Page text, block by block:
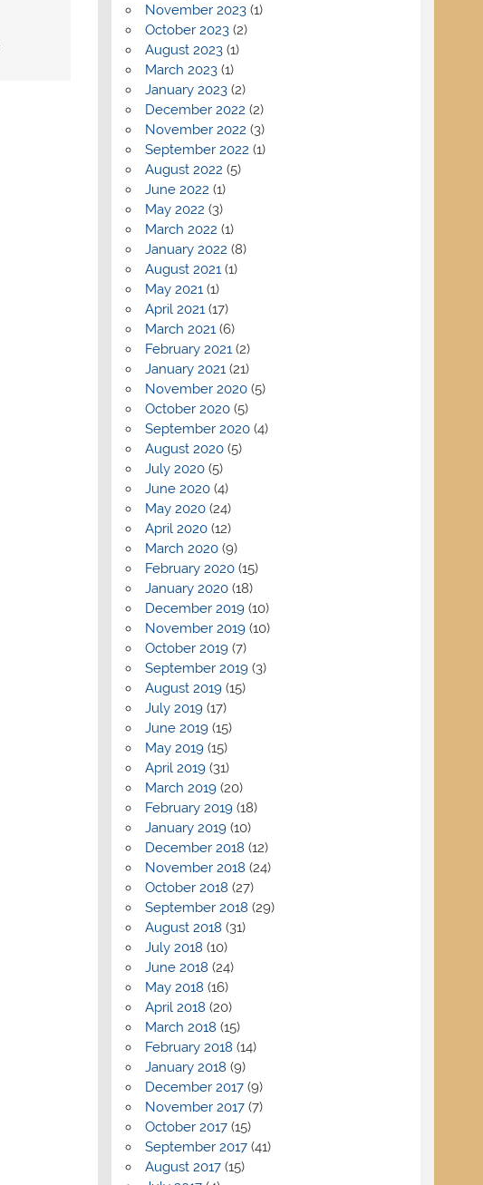
November 2023(1)
October 2023(2)
August 2023(1)
March 2023(1)
January 2023(2)
December 2022 (2)
November 2022 (3)
September 2022 (1)
August 2022 (5)
June 2022 (1)
May 2022 (3)
March 2022 (1)
January 2022 (8)
August 2021(1)
May 2021(1)
April 2021(17)
March 2021(6)
February 2021(2)
January 2021(21)
November 2020(5)
October 2020(5)
September 2020(4)
August 2020(5)
July 2020(5)
June 2020(4)
May 2020(24)
April 2020(12)
March 2020(9)
February 2020(15)
January 2020(18)
December 2019(10)
November 2019(10)
October 2019(7)
September 2019(3)
August 2019(15)
July 2019(17)
June 2019(15)
May 2019(15)
April 2019(31)
March 2019(20)
February 2019(18)
January 2019(10)
December 2018 (12)
November 2018 (24)
October 2018 (27)
September 2018 (29)
August 2018 (31)
July 2018 (10)
June 2018 (24)
May 2018 (16)
April 2018 (20)
March 2018 (15)
February 2018 (14)
January 2018 (9)
December 2017(9)
November 2017(7)
October 2017(15)
September 2017(41)
August 2017(15)